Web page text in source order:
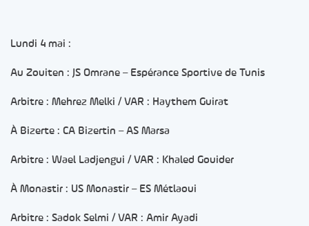
Lundi 4 mai :
Au Zouiten : JS Omrane – Espérance Sportive de Tunis
Arbitre : Mehrez Melki / VAR : Haythem Guirat
À Bizerte : CA Bizertin – AS Marsa
Arbitre : Wael Ladjengui / VAR : Khaled Gouider
À Monastir : US Monastir – ES Métlaoui
Arbitre : Sadok Selmi / VAR : Amir Ayadi